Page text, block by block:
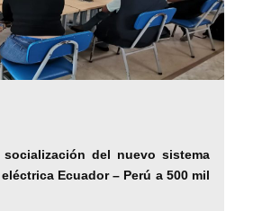
socialización del nuevo sistema
Ecuador – Perú a 500 mil